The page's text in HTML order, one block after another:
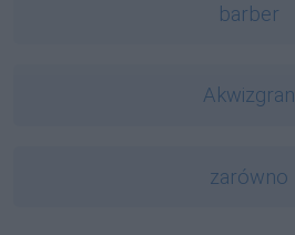
barber
Akwizgran
zarówno